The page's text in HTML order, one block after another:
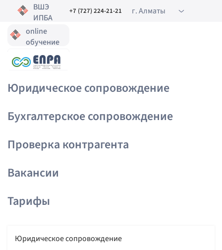
ВШЭ
ИПБА
online
обучение
+7 (727) 224-21-21 г. Алматы
Главная • Услуги
Услуги
Юридическое сопровождение
Юридическое сопровождение
Бухгалтерское сопровождение
Проверка контрагента
Вакансии
Тарифы